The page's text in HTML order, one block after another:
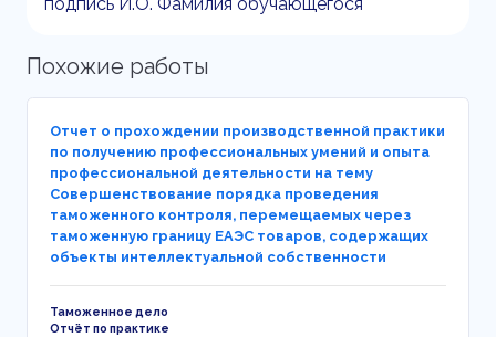
Похожие работы
Отчет о прохождении производственной практики
по получению профессиональных умений и опыта
профессиональной деятельности на тему
Совершенствование порядка проведения
таможенного контроля, перемещаемых через
таможенную границу ЕАЭС товаров, содержащих
объекты интеллектуальной собственности
Таможенное дело
Отчёт по практике